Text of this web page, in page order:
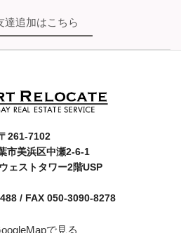
達追加はこちら
261-7102
市美浜区中瀬2-6-1
ェストタワー2階USP
/ FAX 050-3090-8278
で見る